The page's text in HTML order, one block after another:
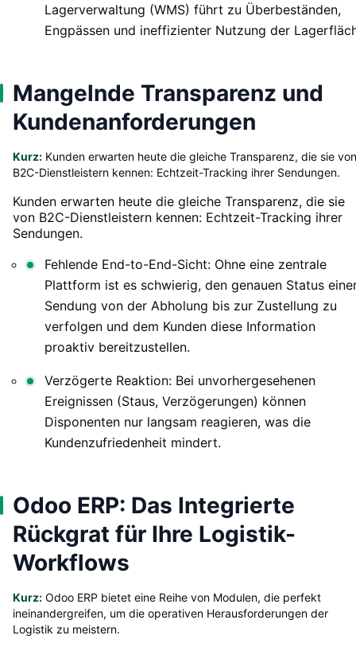
Lagerverwaltung (WMS) führt zu Überbeständen,
Engpässen und ineffizienter Nutzung der
Mangelnde Transparenz und
Kundenanforderungen
Kurz: Kunden erwarten heute die gleiche Transparenz, die sie von
B2C-Dienstleistern kennen: Echtzeit-Tracking ihrer Sendungen.
Kunden erwarten heute die gleiche Transparenz, die sie
von B2C-Dienstleistern kennen: Echtzeit-Tracking ihrer
Sendungen.
Fehlende End-to-End-Sicht: Ohne eine zentrale
Plattform ist es schwierig, den genauen Status
Sendung von der Abholung bis zur Zustellung zu
verfolgen und dem Kunden diese Information
proaktiv bereitzustellen.
Verzögerte Reaktion: Bei unvorhergesehenen
Ereignissen (Staus, Verzögerungen) können
Disponenten nur langsam reagieren, was die
Kundenzufriedenheit mindert.
Odoo ERP: Das Integrierte
Rückgrat für Ihre Logistik-
Workflows
Kurz: Odoo ERP bietet eine Reihe von Modulen, die perfekt
ineinandergreifen, um die operativen Herausforderungen der
Logistik zu meistern.